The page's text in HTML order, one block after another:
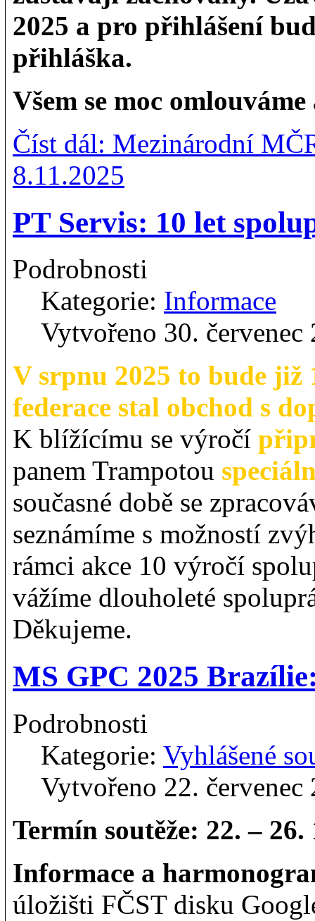
2025 a pro přihlášení
přihláška.
Všem se moc
Číst dál: Mezinárodní
8.11.2025
PT Servis: 10 let
Podrobnosti
Kategorie: Informace
Vytvořeno 30. červenec
V srpnu 2025 to bude již
federace stal obchod s
K blížícímu se výročí
panem Trampotou
současné době se
seznámíme s možností
rámci akce 10 výročí
vážíme dlouholeté
Děkujeme.
MS GPC 2025
Podrobnosti
Kategorie: Vyhlášené
Vytvořeno 22. červenec
Termín soutěže: 22. – 26.
Informace a
úložišti FČST disku